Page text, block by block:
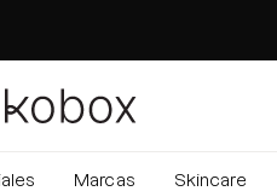
Marcas Skincare